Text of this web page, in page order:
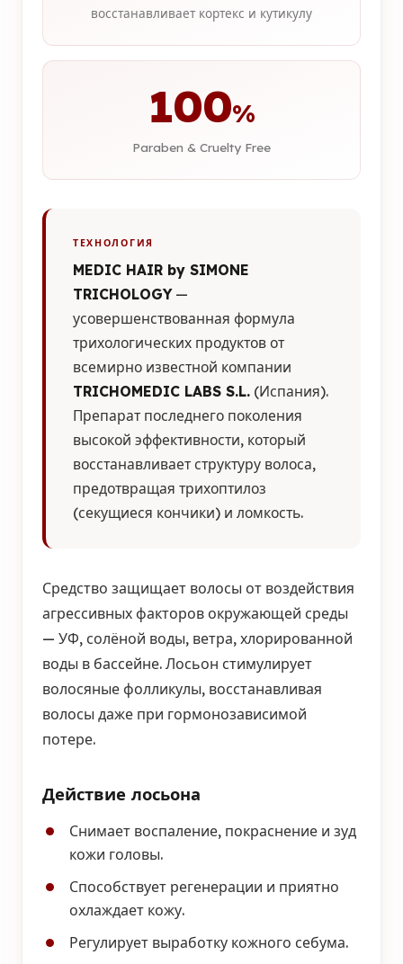
восстанавливает кортекс и кутикулу
100%
Paraben & Cruelty Free
ТЕХНОЛОГИЯ
MEDIC HAIR by SIMONE
TRICHOLOGY—
усовершенствованная формула
трихологических продуктов от
всемирно известной компании
TRICHOMEDIC LABS S.L. (Испания).
Препарат последнего поколения
высокой эффективности, который
восстанавливает структуру волоса,
предотвращая трихоптилоз
(секущиеся кончики) и ломкость.
Средство защищает волосы от воздействия
агрессивных факторов окружающей среды
— УФ, солёной воды, ветра, хлорированной
воды в бассейне. Лосьон стимулирует
волосяные фолликулы, восстанавливая
волосы даже при гормонозависимой
потере.
Действие лосьона
Снимает воспаление, покраснение и зуд
кожи головы.
Способствует регенерации и приятно
охлаждает кожу.
Регулирует выработку кожного себума.